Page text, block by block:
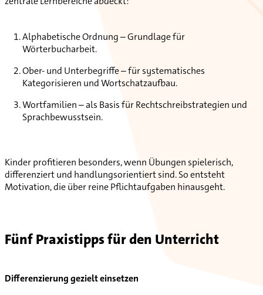
Alphabetische Ordnung – Grundlage für
Wörterbucharbeit.
Ober- und Unterbegriffe – für systematisches
Kategorisieren und Wortschatzaufbau.
Wortfamilien – als Basis für Rechtschreibstrategien und
Sprachbewusstsein.
Kinder profitieren besonders, wenn Übungen spielerisch,
differenziert und handlungsorientiert sind. So entsteht
Motivation, die über reine Pflichtaufgaben hinausgeht.
Fünf Praxistipps für den Unterricht
Differenzierung gezielt einsetzen